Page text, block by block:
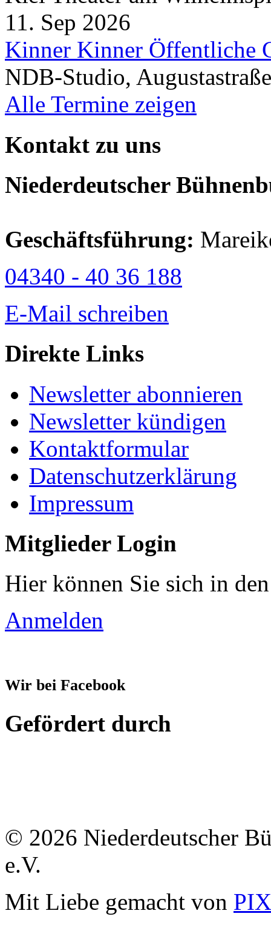
11. Sep 2026
Kinner Kinner Öffentliche
NDB-Studio,
Alle Termine zeigen
Kontakt zu uns
Niederdeutscher
Geschäftsführung:
04340 - 40 36 188
E-Mail schreiben
Direkte Links
Newsletter abonnieren
Newsletter kündigen
Kontaktformular
Datenschutzerklärung
Impressum
Mitglieder Login
Hier können Sie sich in
Anmelden
Wir bei Facebook
Gefördert durch
© 2026 Niederdeutscher
e.V.
Mit Liebe gemacht von